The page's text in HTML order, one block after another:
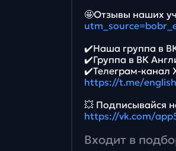
🤩Отзывы наших
✔️Наша группа в
✔️Группа в ВК
✔️Телеграм-канал
https://t.me/
💥 Подписывайся
https://vk.com/
Входит в